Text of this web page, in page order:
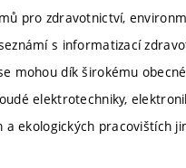
pro zdravotnictví,
s informatizací
mohou dík širokému
elektrotechniky,
a ekologických pracovištích